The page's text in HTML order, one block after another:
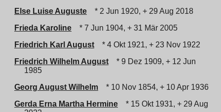
Else Luise Auguste
* 2 Jun 1920, + 29 Aug 2018
Frieda Karoline
* 7 Jun 1904, + 31 Mär 2005
Friedrich Karl August
* 4 Okt 1921, + 23 Nov 1922
Friedrich Wilhelm August
* 9 Dez 1909, + 12 Jun
1985
Georg August Wilhelm
* 10 Nov 1854, + 10 Apr 1936
Gerda Erna Martha Hermine
* 15 Okt 1931, + 29 Aug